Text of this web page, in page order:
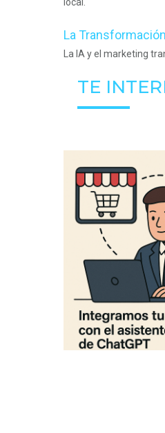
La
La IA y el marketing
TE